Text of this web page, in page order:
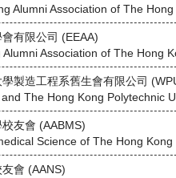
Alumni Association of The
有限公司 (EEAA)
Association of The Hong
製造工程系舊生會有限公司
The Hong Kong Polytechnic
友會 (AABMS)
Science of The Hong
會 (AANS)